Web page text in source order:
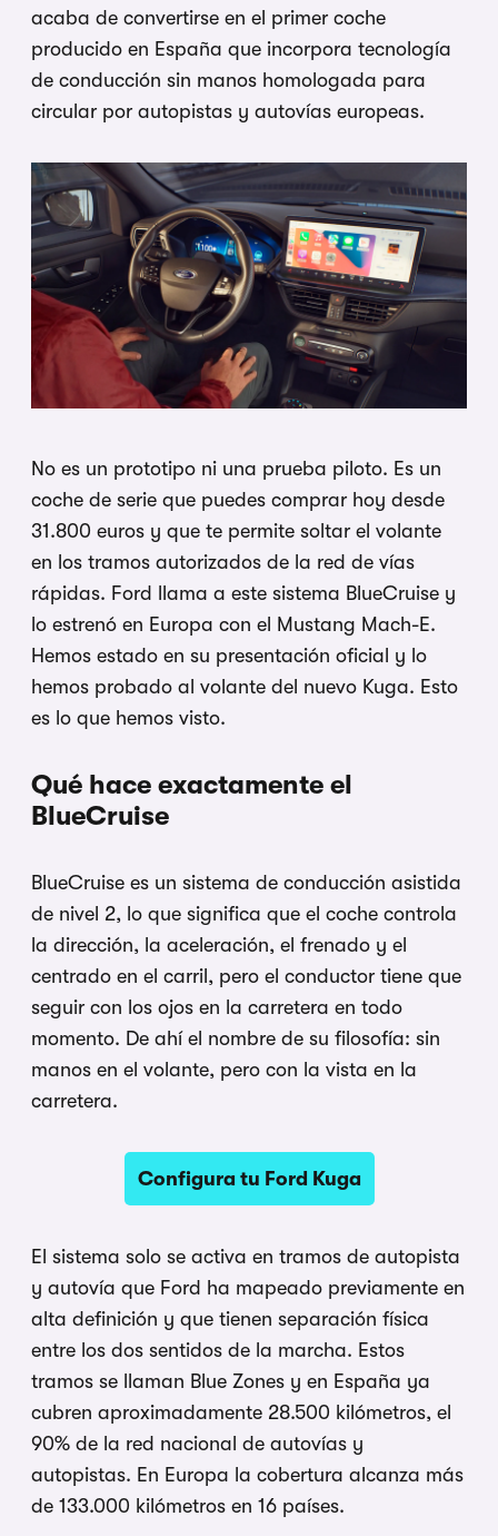
acaba de convertirse en el primer coche
producido en España que incorpora tecnología
de conducción sin manos homologada para
circular por autopistas y autovías europeas.
No es un prototipo ni una prueba piloto. Es un
coche de serie que puedes comprar hoy desde
31.800 euros y que te permite soltar el volante
en los tramos autorizados de la red de vías
rápidas. Ford llama a este sistema BlueCruise y
lo estrenó en Europa con el Mustang Mach-E.
Hemos estado en su presentación oficial y lo
hemos probado al volante del nuevo Kuga. Esto
es lo que hemos visto.
Qué hace exactamente el
BlueCruise
BlueCruise es un sistema de conducción asistida
de nivel 2, lo que significa que el coche controla
la dirección, la aceleración, el frenado y el
centrado en el carril, pero el conductor tiene que
seguir con los ojos en la carretera en todo
momento. De ahí el nombre de su filosofía: sin
manos en el volante, pero con la vista en la
carretera.
Configura tu Ford Kuga
El sistema solo se activa en tramos de autopista
y autovía que Ford ha mapeado previamente en
alta definición y que tienen separación física
entre los dos sentidos de la marcha. Estos
tramos se llaman Blue Zones y en España ya
cubren aproximadamente 28.500 kilómetros, el
90% de la red nacional de autovías y
autopistas. En Europa la cobertura alcanza más
de 133.000 kilómetros en 16 países.